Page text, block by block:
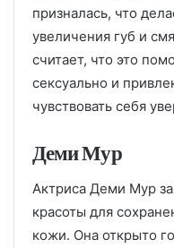
призналась, что
увеличения губ и
считает, что это
сексуально и
чувствовать себя
Деми Мур
Актриса Деми Мур
красоты для
кожи. Она открыто